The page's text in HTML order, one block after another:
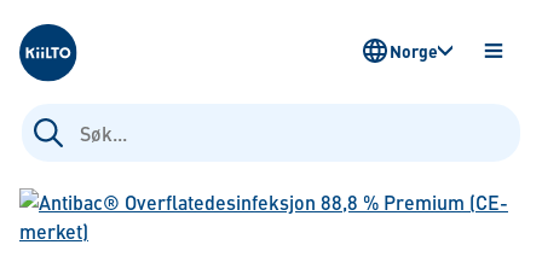
Kiilto Norway
Søk
etter:
ÅPNE
Norge